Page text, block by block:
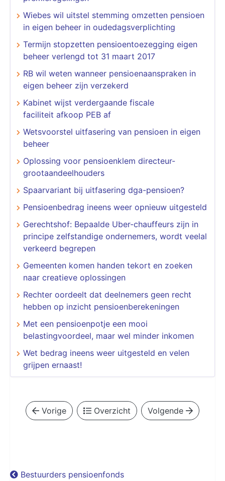
Wiebes wil uitstel stemming omzetten pensioen
in eigen beheer in oudedagsverplichting
Termijn stopzetten pensioentoezegging eigen
beheer verlengd tot 31 maart 2017
RB wil weten wanneer pensioenaanspraken in
eigen beheer zijn verzekerd
Kabinet wijst verdergaande fiscale
faciliteit afkoop PEB af
Wetsvoorstel uitfasering van pensioen in eigen
beheer
Oplossing voor pensioenklem directeur-
grootaandeelhouders
Spaarvariant bij uitfasering dga-pensioen?
Pensioenbedrag ineens weer opnieuw uitgesteld
Gerechtshof: Bepaalde Uber-chauffeurs zijn in
principe zelfstandige ondernemers, wordt veelal
verkeerd begrepen
Gemeenten komen handen tekort en zoeken
naar creatieve oplossingen
Rechter oordeelt dat deelnemers geen recht
hebben op inzicht pensioenberekeningen
Met een pensioenpotje een mooi
belastingvoordeel, maar wel minder inkomen
Wet bedrag ineens weer uitgesteld en velen
grijpen ernaast!
Vorige Overzicht Volgende
Bestuurders pensioenfonds